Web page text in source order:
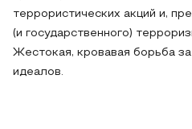
террористических акций и,
(и государственного)
Жестокая, кровавая борьба
идеалов.